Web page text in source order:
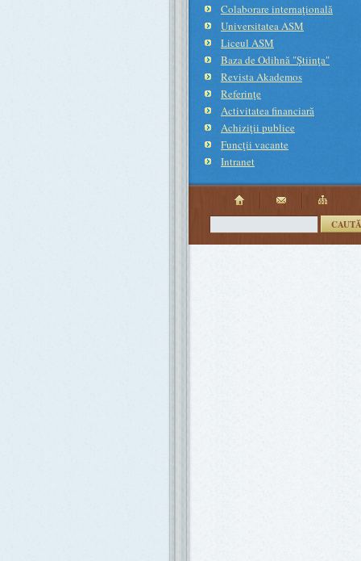
Colaborare internaţională
Universitatea ASM
Liceul ASM
Baza de Odihnă "Ştiinţa"
Revista Akademos
Referinţe
Activitatea financiară
Achiziţii publice
Funcţii vacante
Intranet
CAUTĂ